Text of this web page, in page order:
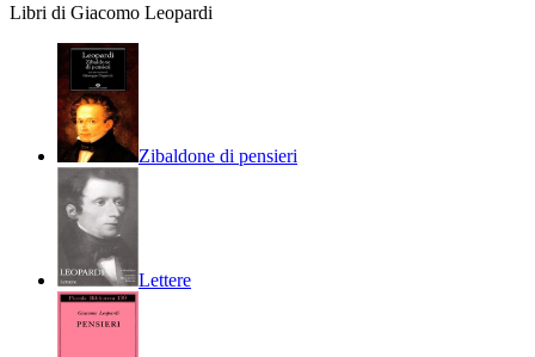
Libri di Giacomo Leopardi
Zibaldone di pensieri
Lettere